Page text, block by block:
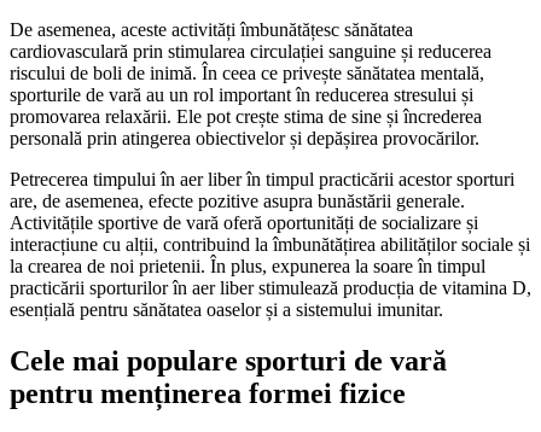
De asemenea, aceste activități îmbunătățesc sănătatea
cardiovasculară prin stimularea circulației sanguine și reducerea
riscului de boli de inimă. În ceea ce privește sănătatea mentală,
sporturile de vară au un rol important în reducerea stresului și
promovarea relaxării. Ele pot crește stima de sine și încrederea
personală prin atingerea obiectivelor și depășirea provocărilor.
Petrecerea timpului în aer liber în timpul practicării acestor sporturi
are, de asemenea, efecte pozitive asupra bunăstării generale.
Activitățile sportive de vară oferă oportunități de socializare și
interacțiune cu alții, contribuind la îmbunătățirea abilităților sociale și
la crearea de noi prietenii. În plus, expunerea la soare în timpul
practicării sporturilor în aer liber stimulează producția de vitamina D,
esențială pentru sănătatea oaselor și a sistemului imunitar.
Cele mai populare sporturi de vară
pentru menținerea formei fizice